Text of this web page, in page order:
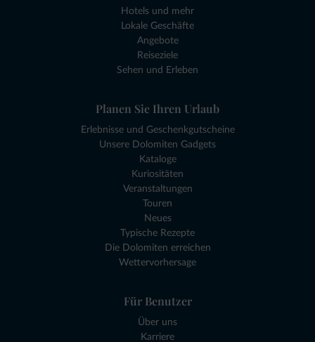
Hotels und mehr
Lokale Geschäfte
Angebote
Reiseziele
Sehen und Erleben
Planen Sie Ihren Urlaub
Erlebnisse und Geschenkgutscheine
Unsere Dolomiten Gadgets
Kataloge
Kuriositäten
Veranstaltungen
Touren
Neues
Typische Rezepte
Die Dolomiten erreichen
Wettervorhersage
Für Benutzer
Über uns
Karriere